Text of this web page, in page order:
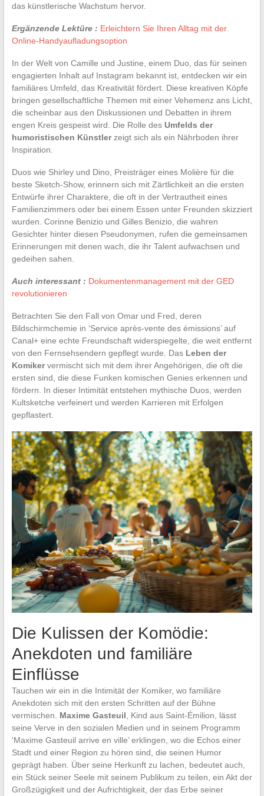
das künstlerische Wachstum hervor.
Ergänzende Lektüre : Erleichtern Sie Ihren Alltag mit der
Online-Handyaufladungsoption
In der Welt von Camille und Justine, einem Duo, das für seinen
engagierten Inhalt auf Instagram bekannt ist, entdecken wir ein
familiäres Umfeld, das Kreativität fördert. Diese kreativen Köpfe
bringen gesellschaftliche Themen mit einer Vehemenz ans Licht,
die scheinbar aus den Diskussionen und Debatten in ihrem
engen Kreis gespeist wird. Die Rolle des Umfelds der
humoristischen Künstlerzeigt sich als ein Nährboden ihrer
Inspiration.
Duos wie Shirley und Dino, Preisträger eines Molière für die
beste Sketch-Show, erinnern sich mit Zärtlichkeit an die ersten
Entwürfe ihrer Charaktere, die oft in der Vertrautheit eines
Familienzimmers oder bei einem Essen unter Freunden skizziert
wurden. Corinne Benizio und Gilles Benizio, die wahren
Gesichter hinter diesen Pseudonymen, rufen die gemeinsamen
Erinnerungen mit denen wach, die ihr Talent aufwachsen und
gedeihen sahen.
Auch interessant : Dokumentenmanagement mit der GED
revolutionieren
Betrachten Sie den Fall von Omar und Fred, deren
Bildschirmchemie in ‘Service après-vente des émissions’ auf
Canal+ eine echte Freundschaft widerspiegelte, die weit entfernt
von den Fernsehsendern gepflegt wurde. Das Leben der
Komikervermischt sich mit dem ihrer Angehörigen, die oft die
ersten sind, die diese Funken komischen Genies erkennen und
fördern. In dieser Intimität entstehen mythische Duos, werden
Kultsketche verfeinert und werden Karrieren mit Erfolgen
gepflastert.
Die Kulissen der Komödie:
Anekdoten und familiäre
Einflüsse
Tauchen wir ein in die Intimität der Komiker, wo familiäre
Anekdoten sich mit den ersten Schritten auf der Bühne
vermischen. Maxime Gasteuil , Kind aus Saint-Émilion, lässt
seine Verve in den sozialen Medien und in seinem Programm
‘Maxime Gasteuil arrive en ville’ erklingen, wo die Echos einer
Stadt und einer Region zu hören sind, die seinen Humor
geprägt haben. Über seine Herkunft zu lachen, bedeutet auch,
ein Stück seiner Seele mit seinem Publikum zu teilen, ein Akt der
Großzügigkeit und der Aufrichtigkeit, der das Erbe seiner